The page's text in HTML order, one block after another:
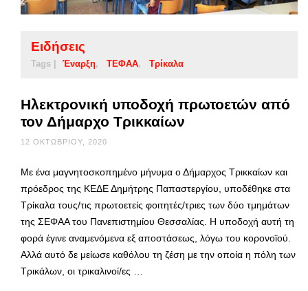
Ειδήσεις
Tags | Έναρξη ΤΕΦΑΑ Τρίκαλα
Ηλεκτρονική υποδοχή πρωτοετών από
τον Δήμαρχο Τρικκαίων
12 ΟΚΤΩΒΡΊΟΥ, 2020
Με ένα μαγνητοσκοπημένο μήνυμα ο Δήμαρχος Τρικκαίων και
πρόεδρος της ΚΕΔΕ Δημήτρης Παπαστεργίου, υποδέθηκε στα
Τρίκαλα τους/τις πρωτοετείς φοιτητές/τριες των δύο τμημάτων
της ΣΕΦΑΑ του Πανεπιστημίου Θεσσαλίας. Η υποδοχή αυτή τη
φορά έγινε αναμενόμενα εξ αποστάσεως, λόγω του κορονοϊού.
Αλλά αυτό δε μείωσε καθόλου τη ζέση με την οποία η πόλη των
Τρικάλων, οι τρικαλινοί/ες …